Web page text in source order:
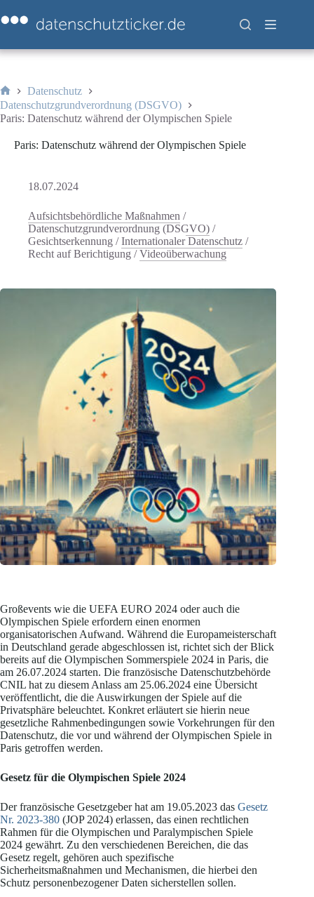
Inhalt
springen
Start
Datenschutz
Datenschutzgrundverordnung (DSGVO)
Paris: Datenschutz während der Olympischen Spiele
Paris: Datenschutz während der Olympischen Spiele
18.07.2024
Aufsichtsbehördliche Maßnahmen /
Datenschutzgrundverordnung (DSGVO) /
Gesichtserkennung /Internationaler Datenschutz /
Recht auf Berichtigung /Videoüberwachung
Großevents wie die UEFA EURO 2024 oder auch die
Olympischen Spiele erfordern einen enormen
organisatorischen Aufwand. Während die Europameisterschaft
in Deutschland gerade abgeschlossen ist, richtet sich der Blick
bereits auf die Olympischen Sommerspiele 2024 in Paris, die
am 26.07.2024 starten. Die französische Datenschutzbehörde
CNIL hat zu diesem Anlass am 25.06.2024 eine Übersicht
veröffentlicht, die die Auswirkungen der Spiele auf die
Privatsphäre beleuchtet. Konkret erläutert sie hierin neue
gesetzliche Rahmenbedingungen sowie Vorkehrungen für den
Datenschutz, die vor und während der Olympischen Spiele in
Paris getroffen werden.
Gesetz für die Olympischen Spiele 2024
Der französische Gesetzgeber hat am 19.05.2023 das Gesetz
Nr. 2023-380 (JOP 2024) erlassen, das einen rechtlichen
Rahmen für die Olympischen und Paralympischen Spiele
2024 gewährt. Zu den verschiedenen Bereichen, die das
Gesetz regelt, gehören auch spezifische
Sicherheitsmaßnahmen und Mechanismen, die hierbei den
Schutz personenbezogener Daten sicherstellen sollen.